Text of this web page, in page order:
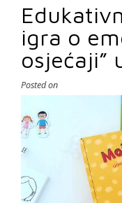
igra o
osjećaji”
Posted on